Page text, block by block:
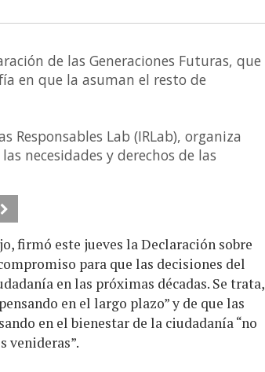
de las Generaciones Futuras, que
en que la asuman el resto de
Responsables Lab (IRLab), organiza
necesidades y derechos de las
firmó este jueves la Declaración sobre
para que las decisiones del
en las próximas décadas. Se trata,
en el largo plazo” y de que las
en el bienestar de la ciudadanía “no
venideras”.